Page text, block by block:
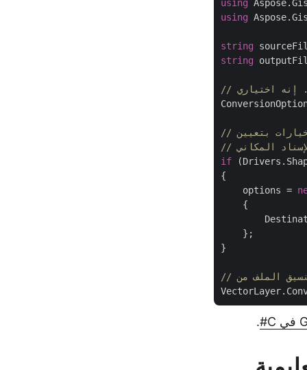
using
using
string
string
if
{
    options =
    {
    };
}
.